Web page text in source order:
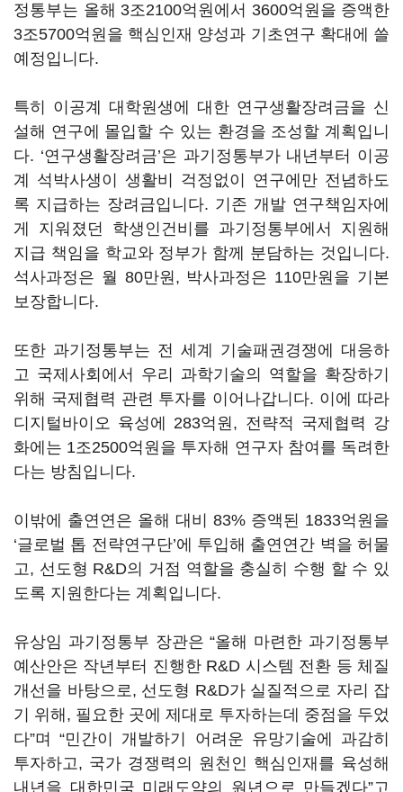
정통부는 올해 3조2100억원에서 3600억원을 증액한
3조5700억원을 핵심인재 양성과 기초연구 확대에 쓸
예정입니다.
특히 이공계 대학원생에 대한 연구생활장려금을 신
설해 연구에 몰입할 수 있는 환경을 조성할 계획입니
다. ‘연구생활장려금’은 과기정통부가 내년부터 이공
계 석박사생이 생활비 걱정없이 연구에만 전념하도
록 지급하는 장려금입니다. 기존 개발 연구책임자에
게 지워졌던 학생인건비를 과기정통부에서 지원해
지급 책임을 학교와 정부가 함께 분담하는 것입니다.
석사과정은 월 80만원, 박사과정은 110만원을 기본
보장합니다.
또한 과기정통부는 전 세계 기술패권경쟁에 대응하
고 국제사회에서 우리 과학기술의 역할을 확장하기
위해 국제협력 관련 투자를 이어나갑니다. 이에 따라
디지털바이오 육성에 283억원, 전략적 국제협력 강
화에는 1조2500억원을 투자해 연구자 참여를 독려한
다는 방침입니다.
이밖에 출연연은 올해 대비 83% 증액된 1833억원을
‘글로벌 톱 전략연구단’에 투입해 출연연간 벽을 허물
고, 선도형 R&D의 거점 역할을 충실히 수행 할 수 있
도록 지원한다는 계획입니다.
유상임 과기정통부 장관은 “올해 마련한 과기정통부
예산안은 작년부터 진행한 R&D 시스템 전환 등 체질
개선을 바탕으로, 선도형 R&D가 실질적으로 자리 잡
기 위해, 필요한 곳에 제대로 투자하는데 중점을 두었
다”며 “민간이 개발하기 어려운 유망기술에 과감히
투자하고, 국가 경쟁력의 원천인 핵심인재를 육성해
내년을 대한민국 미래도약의 원년으로 만들겠다”고